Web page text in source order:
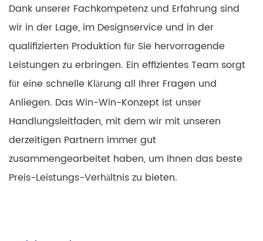
Dank unserer Fachkompetenz und Erfahrung sind
wir in der Lage, im Designservice und in der
qualifizierten Produktion für Sie hervorragende
Leistungen zu erbringen. Ein effizientes Team sorgt
für eine schnelle Klärung all Ihrer Fragen und
Anliegen. Das Win-Win-Konzept ist unser
Handlungsleitfaden, mit dem wir mit unseren
derzeitigen Partnern immer gut
zusammengearbeitet haben, um Ihnen das beste
Preis-Leistungs-Verhältnis zu bieten.